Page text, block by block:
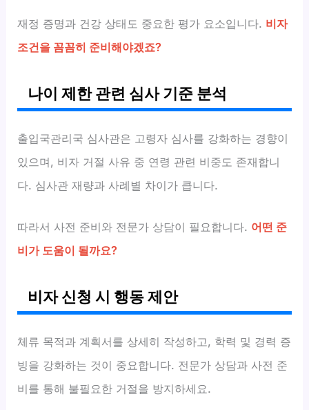
재정 증명과 건강 상태도 중요한 평가 요소입니다. 비자
조건을 꼼꼼히 준비해야겠죠?
나이 제한 관련 심사 기준 분석
출입국관리국 심사관은 고령자 심사를 강화하는 경향이
있으며, 비자 거절 사유 중 연령 관련 비중도 존재합니
다. 심사관 재량과 사례별 차이가 큽니다.
따라서 사전 준비와 전문가 상담이 필요합니다. 어떤 준
비가 도움이 될까요?
비자 신청 시 행동 제안
체류 목적과 계획서를 상세히 작성하고, 학력 및 경력 증
빙을 강화하는 것이 중요합니다. 전문가 상담과 사전 준
비를 통해 불필요한 거절을 방지하세요.